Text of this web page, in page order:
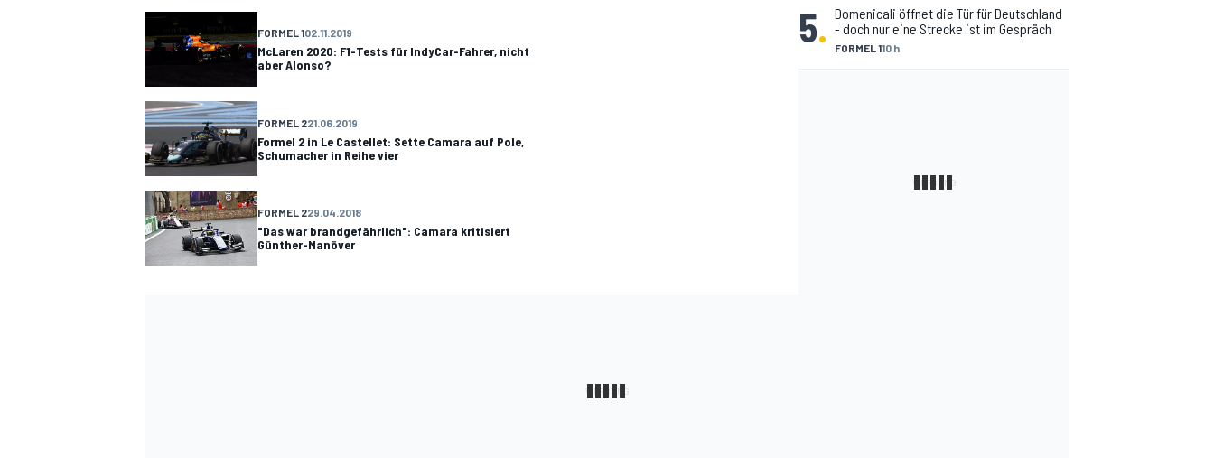
FORMEL 102.11.2019
McLaren 2020: F1-Tests für IndyCar-Fahrer, nicht
aber Alonso?
FORMEL 221.06.2019
Formel 2 in Le Castellet: Sette Camara auf Pole,
Schumacher in Reihe vier
FORMEL 229.04.2018
"Das war brandgefährlich": Camara kritisiert
Günther-Manöver
5. FORMEL 110 h
Domenicali öffnet die Tür für Deutschland
- doch nur eine Strecke ist im Gespräch